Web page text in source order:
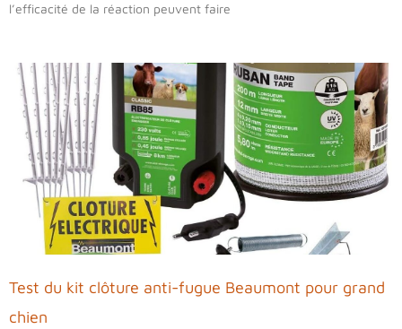
l’efficacité de la réaction peuvent faire
Test du kit clôture anti-fugue Beaumont pour grand
chien